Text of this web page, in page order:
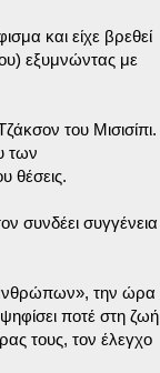
και είχε βρεθεί
εξυμνώντας με
του Μισισίπι.
των
θέσεις.
συνδέει συγγένεια
την ώρα
ποτέ στη ζωή
τους, τον έλεγχο